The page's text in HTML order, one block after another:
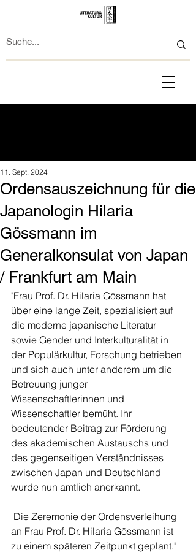
Ordensauszeichnung für die
Japanologin Hilaria
Gössmann im
Generalkonsulat von Japan
/ Frankfurt am Main
11. Sept. 2024
"Frau Prof. Dr. Hilaria Gössmann hat
über eine lange Zeit, spezialisiert auf
die moderne japanische Literatur
sowie Gender und Interkulturalität in
der Populärkultur, Forschung betrieben
und sich auch unter anderem um die
Betreuung junger
Wissenschaftlerinnen und
Wissenschaftler bemüht. Ihr
bedeutender Beitrag zur Förderung
des akademischen Austauschs und
des gegenseitigen Verständnisses
zwischen Japan und Deutschland
wurde nun amtlich anerkannt.
an Frau Prof. Dr. Hilaria Gössmann ist
zu einem späteren Zeitpunkt geplant."